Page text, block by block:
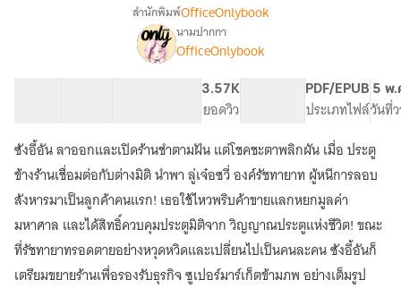
มาร์เก็ต
บ้าน
ดัน
มิติ
ได้!
เล่ม
34
เรื่อง
ตาย
ล่ะ
สิ!
ซู
เปอร์
มาร์เก็ต
บ้าน
ฉัน
ดัน
ข้าม
มิติ
ได้!
สำนักพิมพ์OfficeOnlybook
นามปากกา
OfficeOnlybook
3.57K
ยอดวิว
PDF/EPUB
ประเภทไฟล์
5 พ.
วันที่
ซังอี้อัน ลาออกและเปิดร้านชำตามฝัน แต่โชคชะตาพลิกผัน เมื่อ ประตู
ข้างร้านเชื่อมต่อกับต่างมิติ นำพา ลู่เจ๋อซวี่ องค์รัชทายาท ผู้หนีการลอบ
สังหารมาเป็นลูกค้าคนแรก! เธอใช้ไหวพริบค้าขายแลกหยกมูลค่า
มหาศาล และได้สิทธิ์ควบคุมประตูมิติจาก วิญญาณประตูแห่งชีวิต! ขณะ
ที่รัชทายาทรอดตายอย่างหวุดหวิดและเปลี่ยนไปเป็นคนละคน ซังอี้อันก็
เตรียมขยายร้านเพื่อรองรับธุรกิจ ซูเปอร์มาร์เก็ตข้ามภพ อย่างเต็มรูป